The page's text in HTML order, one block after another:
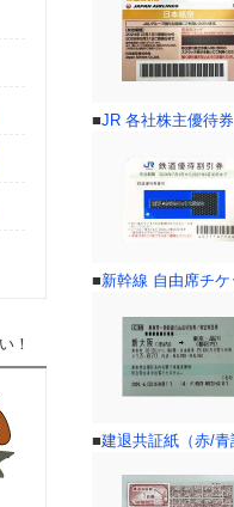
■JR 各社株主優待
■新幹線 自由席チケ
■建退共証紙（赤/青
！